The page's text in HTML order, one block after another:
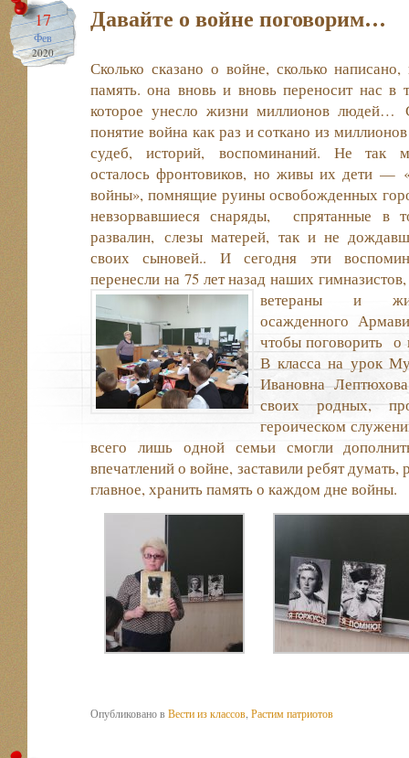
17
Фев
2020
Давайте о войне поговорим…
Сколько сказано о войне, сколько
память. она вновь и вновь переносит нас в
которое унесло жизни миллионов людей…
понятие война как раз и соткано из
судеб, историй, воспоминаний. Не так
осталось фронтовиков, но живы их дети —
войны», помнящие руины освобожденных
невзорвавшиеся снаряды, спрятанные в
развалин, слезы матерей, так и не
своих сыновей.. И сегодня эти
перенесли на 75 лет назад наших
ветераны и
осажденного
чтобы поговорить
В класса на урок
Ивановна
своих родных,
героическом
всего лишь одной семьи смогли
впечатлений о войне, заставили ребят
главное, хранить память о каждом дне войны.
Опубликовано вВести из классов Растим патриотов